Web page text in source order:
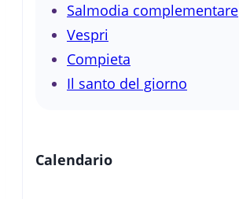
Salmodia complementare
Vespri
Compieta
Il santo del giorno
Calendario